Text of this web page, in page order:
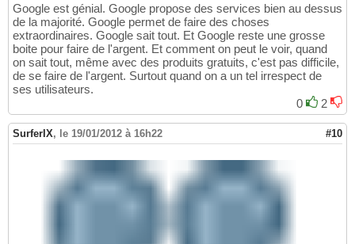
Google est génial. Google propose des services bien au dessus
de la majorité. Google permet de faire des choses
extraordinaires. Google sait tout. Et Google reste une grosse
boite pour faire de l'argent. Et comment on peut le voir, quand
on sait tout, même avec des produits gratuits, c'est pas difficile,
de se faire de l'argent. Surtout quand on a un tel irrespect de
ses utilisateurs.
0
2
SurferIX, le 19/01/2012 à 16h22 #10